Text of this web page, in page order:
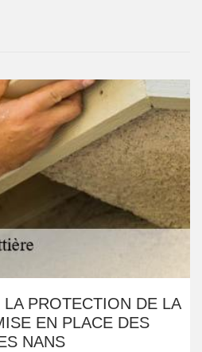
PROTECTION DE LA
EN PLACE DES
NANS